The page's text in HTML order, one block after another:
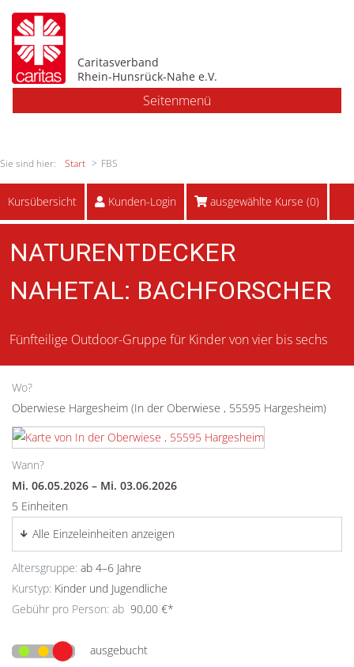
Caritasverband
Rhein-Hunsrück-Nahe e.V.
Seitenmenü
Sie sind hier: Start FBS
Kursübersicht Kunden-Login ausgewählte Kurse (0)
NATURENTDECKER
NAHETAL: BACHFORSCHER
Fünfteilige Outdoor-Gruppe für Kinder von vier bis sechs
Wo?
Oberwiese Hargesheim (In der Oberwiese , 55595 Hargesheim)
Wann?
Mi. 06.05.2026 – Mi. 03.06.2026
5 Einheiten
Alle Einzeleinheiten anzeigen
Altersgruppe: ab 4–6 Jahre
Kurstyp: Kinder und Jugendliche
Gebühr pro Person: ab 90,00 €*
ausgebucht